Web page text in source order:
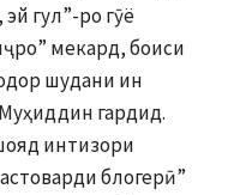
гул”-ро гӯё
мекард, боиси
шудани ин
гардид.
интизори
блогерӣ”